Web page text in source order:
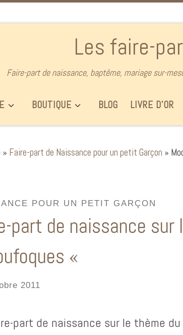
Les faire-
Faire-part de naissance, baptême, mariage sur-
BOUTIQUE BLOG LIVRE D’OR
» Faire-part de Naissance pour un petit Garçon »
POUR UN PETIT GARÇON
part de naissance
«
2011
part de naissance sur le thème